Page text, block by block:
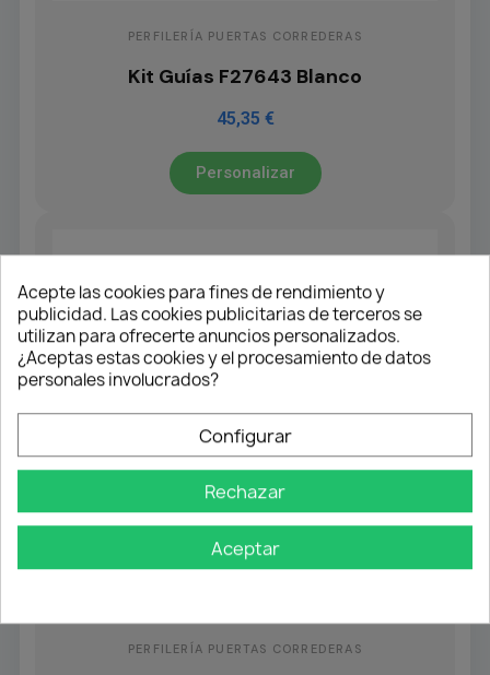
PERFILERÍA PUERTAS CORREDERAS
Kit Guías F27643 Blanco
45,35 €
Personalizar
PERFILERÍA PUERTAS CORREDERAS
Acepte las cookies para fines de rendimiento y
publicidad. Las cookies publicitarias de terceros se
utilizan para ofrecerte anuncios personalizados.
¿Aceptas estas cookies y el procesamiento de datos
personales involucrados?
Configurar
Rechazar
Aceptar